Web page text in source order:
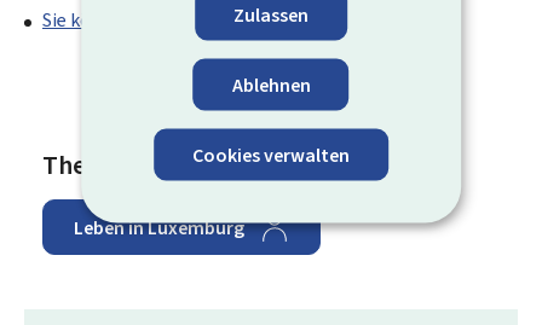
Zulassen
Ablehnen
Cookies verwalten
Sie können NICHT an den Wahlen teilnehmen
Themen
Leben in Luxemburg